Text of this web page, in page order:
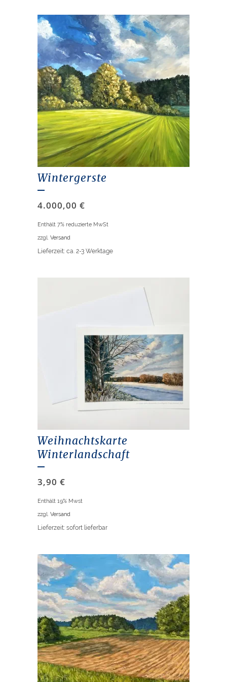
Wintergerste
4.000,00 €
Enthält 7% reduzierte MwSt
zzgl. Versand
Lieferzeit: ca. 2-3 Werktage
Weihnachtskarte
Winterlandschaft
3,90 €
Enthält 19% Mwst
zzgl. Versand
Lieferzeit: sofort lieferbar